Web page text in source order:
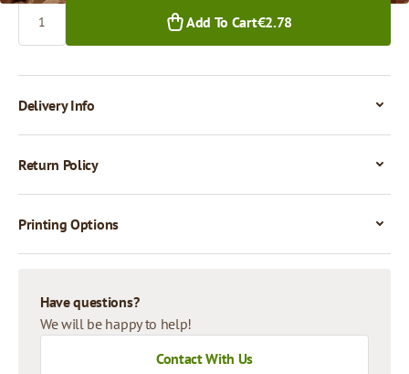
Quantity
Add To Cart€2.78
Delivery Info
Return Policy
Printing Options
Have questions?
We will be happy to help!
Contact With Us